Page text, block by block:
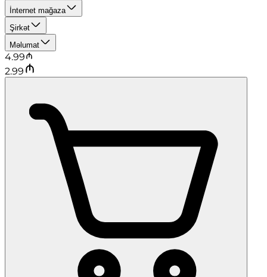
İnternet mağaza
Şirkət
Məlumat
4.99
2.99